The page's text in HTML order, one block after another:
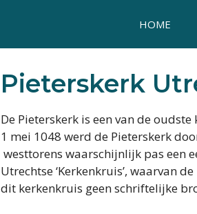
HOME
Pieterskerk
De Pieterskerk is een van de
1 mei 1048 werd de Pieterskerk
westtorens waarschijnlijk pas een
Utrechtse ‘Kerkenkruis’, waarvan
dit kerkenkruis geen schriftelijke